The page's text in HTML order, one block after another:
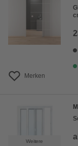
Preis
Preis
Merken
Weitere